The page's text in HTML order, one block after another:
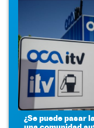
¿Se puede pasar